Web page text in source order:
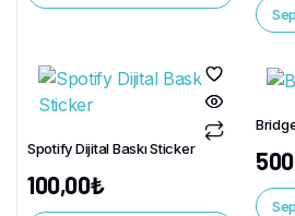
Spotify Dijital Baskı Sticker
100,00₺